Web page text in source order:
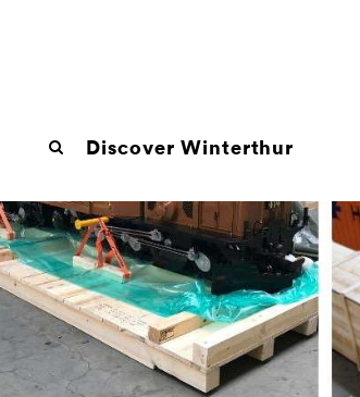
Discover Winterthur